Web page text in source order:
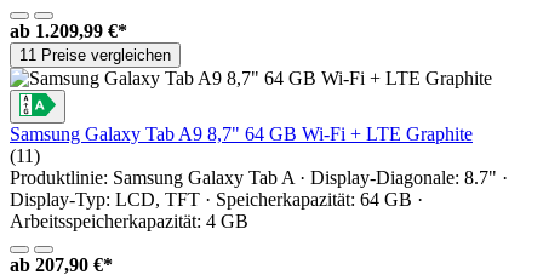
ab 1.209,99 €*
11 Preise vergleichen
Samsung Galaxy Tab A9 8,7" 64 GB Wi-Fi + LTE Graphite
(11)
Produktlinie: Samsung Galaxy Tab A · Display-Diagonale: 8.7" ·
Display-Typ: LCD, TFT · Speicherkapazität: 64 GB ·
Arbeitsspeicherkapazität: 4 GB
ab 207,90 €*